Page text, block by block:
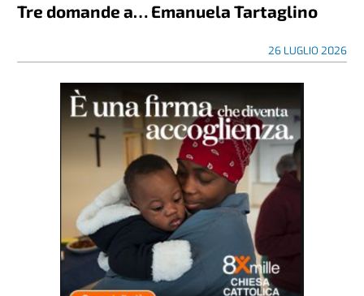
Tre domande a… Emanuela Tartaglino
26 LUGLIO 2026